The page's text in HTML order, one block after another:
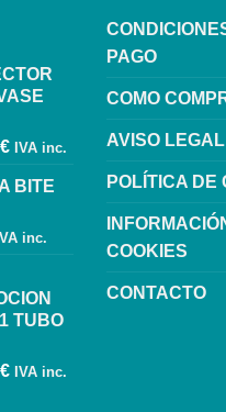
€ IVA inc.
BITE
IVA inc.
TUBO
€ IVA inc.
PAGO
COMO
AVISO
POLÍTICA DE
COOKIES
CONTACTO